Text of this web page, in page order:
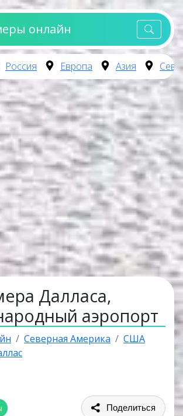
онлайн
Россия Европа Азия
Далласа,
аэропорт
Северная Америка
США
Поделиться